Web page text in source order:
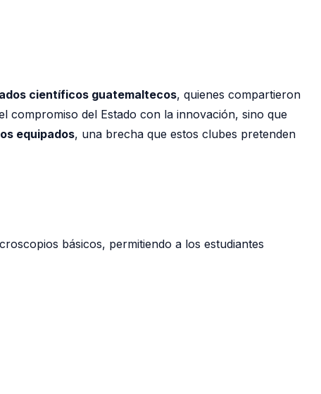
científicos guatemaltecos, quienes compartieron
compromiso del Estado con la innovación, sino que
equipados, una brecha que estos clubes pretenden
básicos, permitiendo a los estudiantes